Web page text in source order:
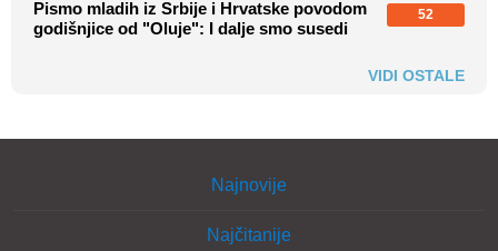
Pismo mladih iz Srbije i Hrvatske povodom
godišnjice od "Oluje": I dalje smo susedi
52
VIDI OSTALE
Najnovije
Najčitanije